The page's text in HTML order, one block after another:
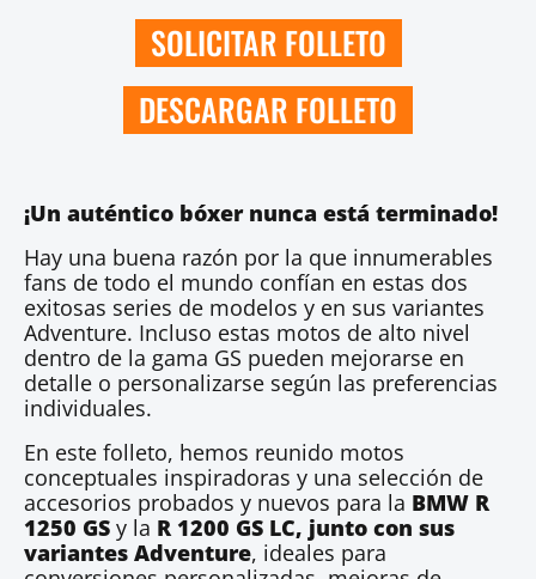
SOLICITAR FOLLETO
DESCARGAR FOLLETO
¡Un auténtico bóxer nunca está terminado!
Hay una buena razón por la que innumerables
fans de todo el mundo confían en estas dos
exitosas series de modelos y en sus variantes
Adventure. Incluso estas motos de alto nivel
dentro de la gama GS pueden mejorarse en
detalle o personalizarse según las preferencias
individuales.
En este folleto, hemos reunido motos
conceptuales inspiradoras y una selección de
accesorios probados y nuevos para la BMW R
1250 GS y la R 1200 GS LC, junto con sus
variantes Adventure, ideales para